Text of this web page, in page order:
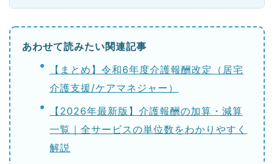
あわせて読みたい関連記事
【まとめ】令和6年度介護報酬改定（居宅
介護支援/ケアマネジャー）
【2026年最新版】介護報酬の加算・減算
一覧｜全サービスの単位数をわかりやすく
解説